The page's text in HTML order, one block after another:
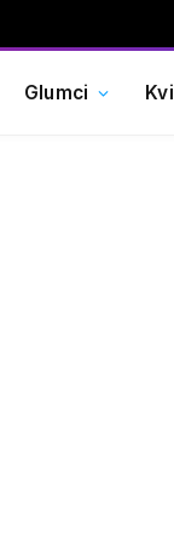
Glumci